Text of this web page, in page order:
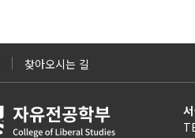
찾아오시는 길